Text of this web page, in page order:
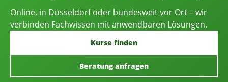
Online, in Düsseldorf oder bundesweit vor Ort – wir
verbinden Fachwissen mit anwendbaren Lösungen.
Kurse finden
Beratung anfragen